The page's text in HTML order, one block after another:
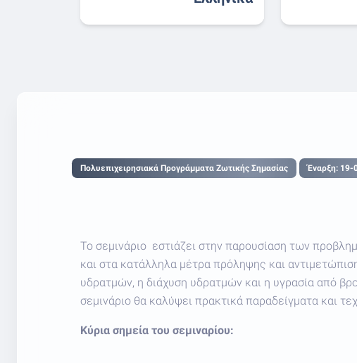
Πολυεπιχειρησιακά Προγράμματα Ζωτικής Σημασίας Έναρξη: 19-
Το σεμινάριο εστιάζει στην παρουσίαση των
και στα κατάλληλα μέτρα πρόληψης και
υδρατμών, η διάχυση υδρατμών και η υγρασία από
σεμινάριο θα καλύψει πρακτικά παραδείγματα και
Κύρια σημεία του σεμιναρίου: